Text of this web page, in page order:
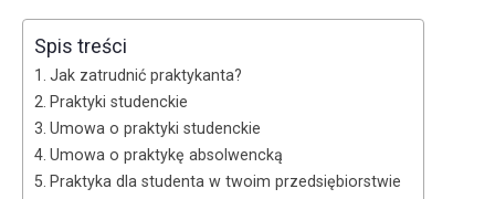
Spis treści
Jak zatrudnić praktykanta?
Praktyki studenckie
Umowa o praktyki studenckie
Umowa o praktykę absolwencką
Praktyka dla studenta w twoim przedsiębiorstwie